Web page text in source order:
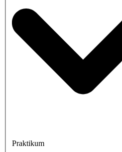
Praktikum